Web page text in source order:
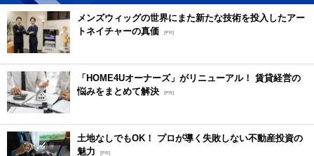
メンズウィッグの世界にまた新たな技術を投入したアー
トネイチャーの真価 [PR]
「HOME4Uオーナーズ」がリニューアル！ 賃貸経営の
悩みをまとめて解決 [PR]
土地なしでもOK！ プロが導く失敗しない不動産投資の
魅力
[PR]